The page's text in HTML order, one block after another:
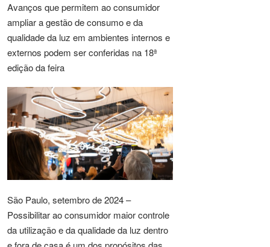
Avanços que permitem ao consumidor
ampliar a gestão de consumo e da
qualidade da luz em ambientes internos e
externos podem ser conferidas na 18ª
edição da feira
São Paulo, setembro de 2024 –
Possibilitar ao consumidor maior controle
da utilização e da qualidade da luz dentro